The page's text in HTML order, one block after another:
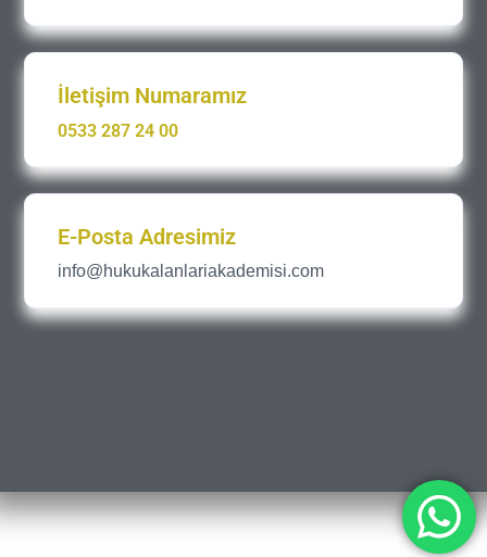
İletişim Numaramız
0533 287 24 00
E-Posta Adresimiz
info@hukukalanlariakademisi.com